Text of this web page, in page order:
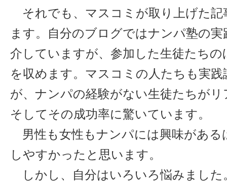
それでも、マスコミが取り上げた記
ます。自分のブログではナンパ塾の
介していますが、参加した生徒たち
を収めます。マスコミの人たちも実
が、ナンパの経験がない生徒たちが
そしてその成功率に驚いています。
男性も女性もナンパには興味がある
しやすかったと思います。
しかし、自分はいろいろ悩みました